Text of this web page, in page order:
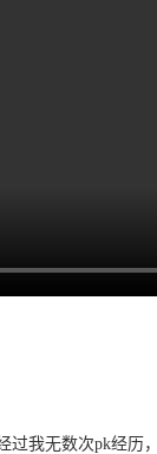
我无数次pk经